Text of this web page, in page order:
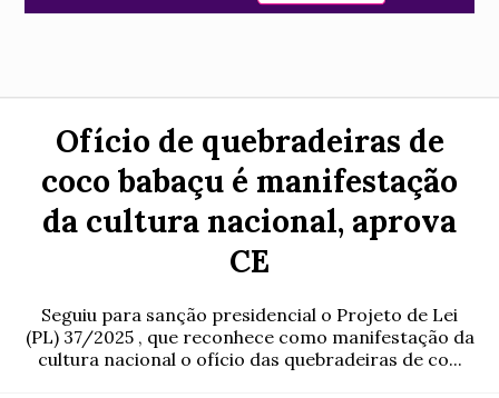
Ofício de quebradeiras de
coco babaçu é manifestação
da cultura nacional, aprova
CE
Seguiu para sanção presidencial o Projeto de Lei
(PL) 37/2025 , que reconhece como manifestação da
cultura nacional o ofício das quebradeiras de co...